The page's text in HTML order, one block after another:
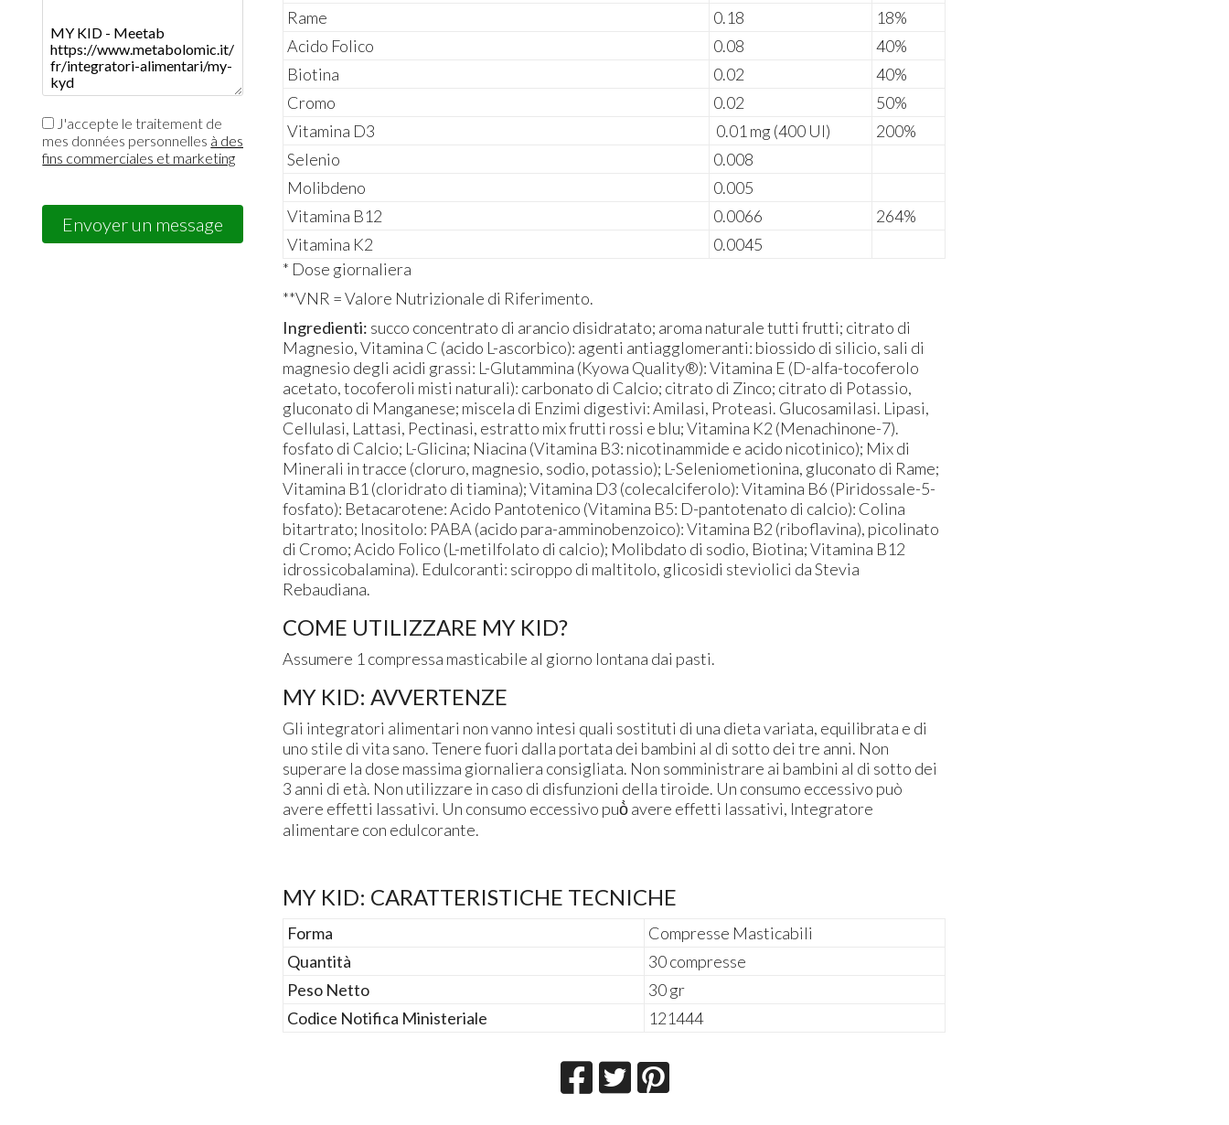
Rame
0.18
18%
Acido Folico
0.08
40%
Biotina
0.02
40%
Cromo
0.02
50%
Vitamina D3
0.01 mg (400 UI)
200%
Selenio
0.008
Molibdeno
0.005
Vitamina B12
0.0066
264%
Vitamina K2
0.0045
* Dose giornaliera
**VNR = Valore Nutrizionale di Riferimento.
Ingredienti: succo concentrato di arancio disidratato; aroma naturale tutti frutti; citrato di
Magnesio, Vitamina C (acido L-ascorbico): agenti antiagglomeranti: biossido di silicio, sali di
magnesio degli acidi grassi: L-Glutammina (Kyowa Quality®): Vitamina E (D-alfa-tocoferolo
acetato, tocoferoli misti naturali): carbonato di Calcio; citrato di Zinco; citrato di Potassio,
gluconato di Manganese; miscela di Enzimi digestivi: Amilasi, Proteasi. Glucosamilasi. Lipasi,
Cellulasi, Lattasi, Pectinasi, estratto mix frutti rossi e blu; Vitamina K2 (Menachinone-7).
fosfato di Calcio; L-Glicina; Niacina (Vitamina B3: nicotinammide e acido nicotinico); Mix di
Minerali in tracce (cloruro, magnesio, sodio, potassio); L-Seleniometionina, gluconato di Rame;
Vitamina B1 (cloridrato di tiamina); Vitamina D3 (colecalciferolo): Vitamina B6 (Piridossale-5-
fosfato): Betacarotene: Acido Pantotenico (Vitamina B5: D-pantotenato di calcio): Colina
bitartrato; Inositolo: PABA (acido para-amminobenzoico): Vitamina B2 (riboflavina), picolinato
di Cromo; Acido Folico (L-metilfolato di calcio); Molibdato di sodio, Biotina; Vitamina B12
idrossicobalamina). Edulcoranti: sciroppo di maltitolo, glicosidi steviolici da Stevia
Rebaudiana.
COME UTILIZZARE MY KID?
Assumere 1 compressa masticabile al giorno lontana dai pasti.
MY KID: AVVERTENZE
Gli integratori alimentari non vanno intesi quali sostituti di una dieta variata, equilibrata e di
uno stile di vita sano. Tenere fuori dalla portata dei bambini al di sotto dei tre anni. Non
superare la dose massima giornaliera consigliata. Non somministrare ai bambini al di sotto dei
3 anni di età. Non utilizzare in caso di disfunzioni della tiroide. Un consumo eccessivo può
avere effetti lassativi. Un consumo eccessivo può̀ avere effetti lassativi, Integratore
alimentare con edulcorante.
MY KID: CARATTERISTICHE TECNICHE
Forma
Compresse Masticabili
Quantità
30 compresse
Peso Netto
30 gr
Codice Notifica Ministeriale
121444
J'accepte le traitement de
mes données personnelles à des
fins commerciales et marketing
Envoyer un message